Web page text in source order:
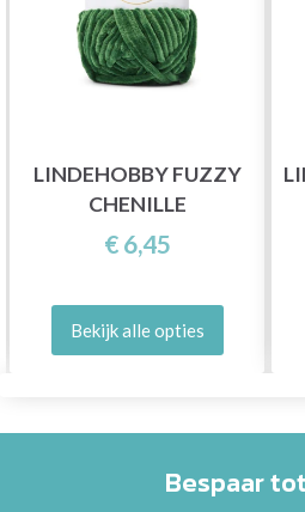
LINDEHOBBY FUZZY
CHENILLE
€ 6,45
Bekijk alle opties
Bespaar